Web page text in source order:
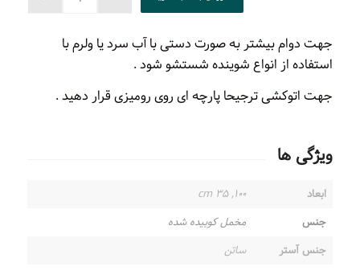
جهت دوام بیشتر به صورت دستی با آب سرد یا ولرم با
استفاده از انواع شوینده شستشو شود .
جهت اتوکشی ترجیحا پارچه ای روی رومیزی قرار دهید .
ویژگی ها
ابعاد
۱۰۰, ۳۵ cm
جنس
مخمل کوبیده شده
جنس آستر
ساتن